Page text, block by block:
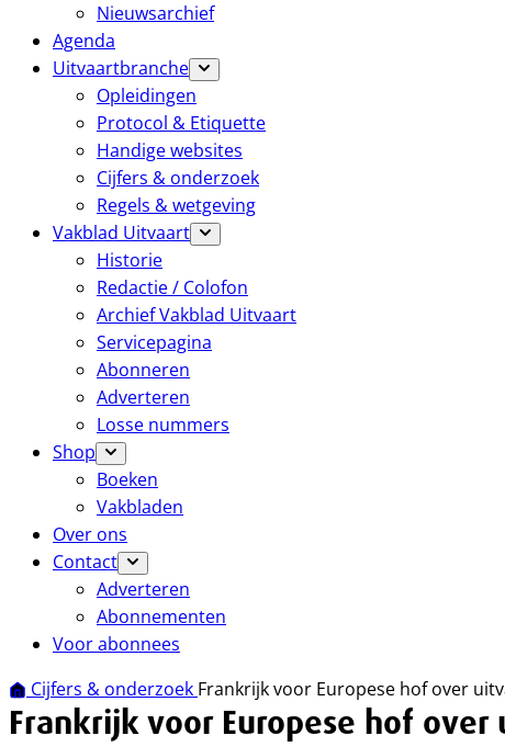
Nieuwsarchief
Agenda
Uitvaartbranche
Opleidingen
Protocol & Etiquette
Handige websites
Cijfers & onderzoek
Regels & wetgeving
Vakblad Uitvaart
Historie
Redactie / Colofon
Archief Vakblad Uitvaart
Servicepagina
Abonneren
Adverteren
Losse nummers
Shop
Boeken
Vakbladen
Over ons
Contact
Adverteren
Abonnementen
Voor abonnees
Cijfers & onderzoek Frankrijk voor Europese hof over
Frankrijk voor Europese hof over